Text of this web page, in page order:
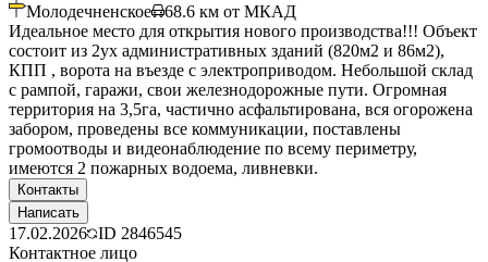
Молодечненское 68.6 км от МКАД
Идеальное место для открытия нового производства!!! Объект
состоит из 2ух административных зданий (820м2 и 86м2),
КПП , ворота на въезде с электроприводом. Небольшой склад
с рампой, гаражи, свои железнодорожные пути. Огромная
территория на 3,5га, частично асфальтирована, вся огорожена
забором, проведены все коммуникации, поставлены
громоотводы и видеонаблюдение по всему периметру,
имеются 2 пожарных водоема, ливневки.
Контакты
Написать
17.02.2026 ID 2846545
Контактное лицо